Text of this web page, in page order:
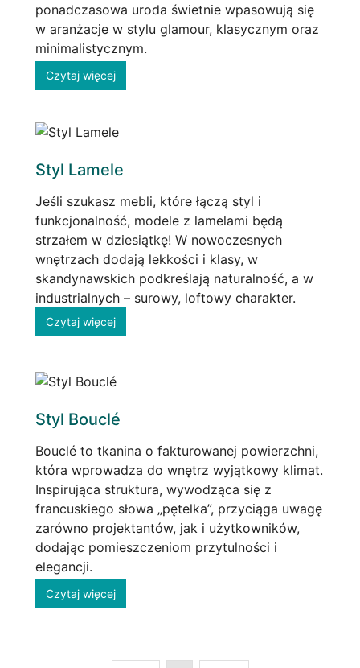
ponadczasowa uroda świetnie wpasowują się
w aranżacje w stylu glamour, klasycznym oraz
minimalistycznym.
Czytaj więcej
Styl Lamele
Jeśli szukasz mebli, które łączą styl i
funkcjonalność, modele z lamelami będą
strzałem w dziesiątkę! W nowoczesnych
wnętrzach dodają lekkości i klasy, w
skandynawskich podkreślają naturalność, a w
industrialnych – surowy, loftowy charakter.
Czytaj więcej
Styl Bouclé
Bouclé to tkanina o fakturowanej powierzchni,
która wprowadza do wnętrz wyjątkowy klimat.
Inspirująca struktura, wywodząca się z
francuskiego słowa „pętelka”, przyciąga uwagę
zarówno projektantów, jak i użytkowników,
dodając pomieszczeniom przytulności i
elegancji.
Czytaj więcej